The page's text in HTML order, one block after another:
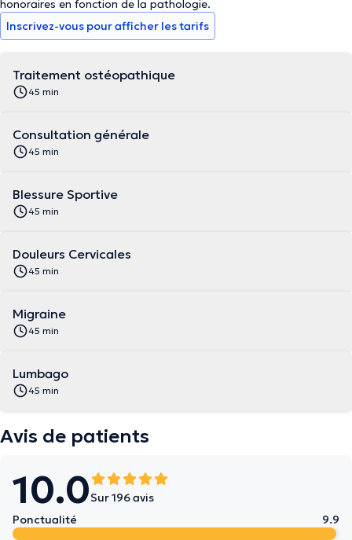
honoraires en fonction de la pathologie.
Inscrivez-vous pour afficher les tarifs
Traitement ostéopathique
45 min
Consultation générale
45 min
Blessure Sportive
45 min
Douleurs Cervicales
45 min
Migraine
45 min
Lumbago
45 min
Avis de patients
10.0Sur 196 avis
Ponctualité
9.9